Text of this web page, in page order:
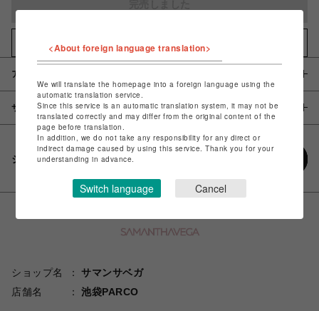
アイテム説明 / 素材
サイズ
シェアする
ショップ名
サマンサベガ
店舗名
池袋PARCO
<About foreign language translation>
We will translate the homepage into a foreign language using the
automatic translation service.
Since this service is an automatic translation system, it may not be
translated correctly and may differ from the original content of the
page before translation.
In addition, we do not take any responsibility for any direct or
indirect damage caused by using this service. Thank you for your
understanding in advance.
Switch language Cancel